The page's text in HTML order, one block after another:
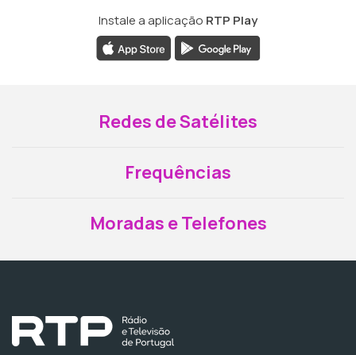
Instale a aplicação RTP Play
Redes de Satélites
Frequências
Moradas e Telefones